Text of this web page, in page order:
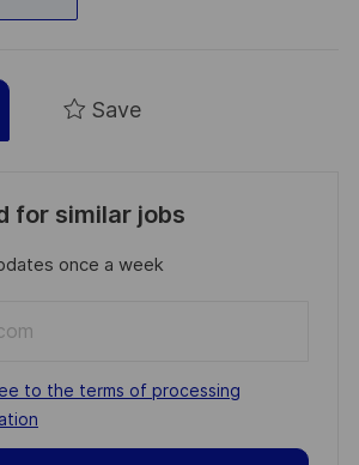
Save
for similar jobs
once a week
to the terms of processing